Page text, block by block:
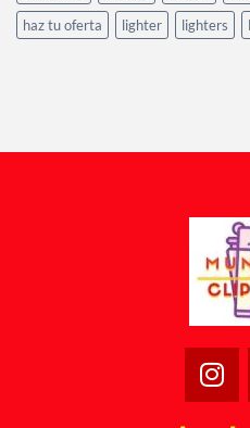
haz tu oferta
lighter lighters